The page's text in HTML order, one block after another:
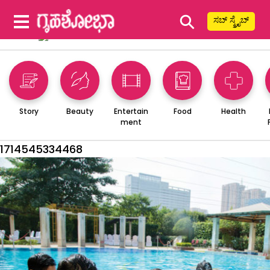
⚲ ಸಬ್ ಸ್ಕ್ರೈಬ್
Story Beauty
Entertain
ment
Food Health
1714545334468